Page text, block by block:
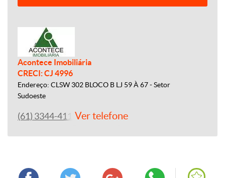
Acontece Imobiliária
CRECI: CJ 4996
Endereço: CLSW 302 BLOCO B LJ 59 À 67 - Setor
Sudoeste
(61) 3344-4112Ver telefone